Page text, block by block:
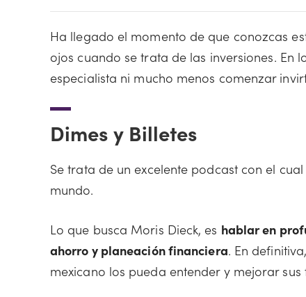
Ha llegado el momento de que conozcas
ojos cuando se trata de las inversiones. En
especialista ni mucho menos comenzar
Dimes y Billetes
Se trata de un excelente podcast con el
mundo.
Lo que busca Moris Dieck, es hablar en
ahorro y planeación financiera. En
mexicano los pueda entender y mejorar sus